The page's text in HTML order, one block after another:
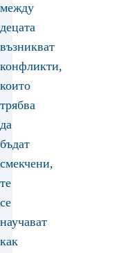
между
децата
възникват
конфликти,
които
трябва
да
бъдат
смекчени,
те
се
научават
как